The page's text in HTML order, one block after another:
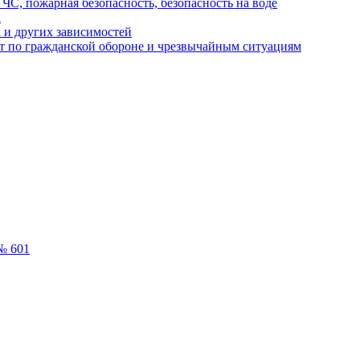
пожарная безопасность, безопасность на воде
других зависимостей
гражданской обороне и чрезвычайным ситуациям
601